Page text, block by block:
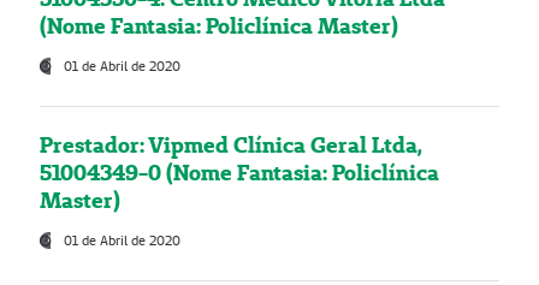
(Nome Fantasia: Policlínica Master)
01 de Abril de 2020
Prestador: Vipmed Clínica Geral Ltda,
51004349-0 (Nome Fantasia: Policlínica
Master)
01 de Abril de 2020